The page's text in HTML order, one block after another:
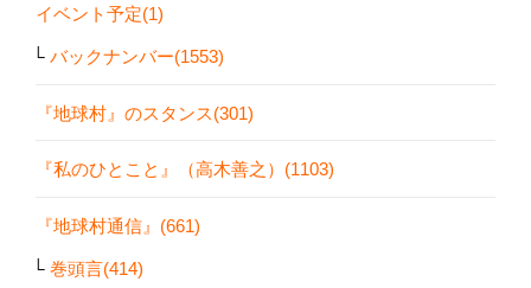
イベント予定(1)
バックナンバー(1553)
『地球村』のスタンス(301)
『私のひとこと』（高木善之）(1103)
『地球村通信』(661)
巻頭言(414)